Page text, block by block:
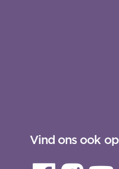
Vind ons ook op